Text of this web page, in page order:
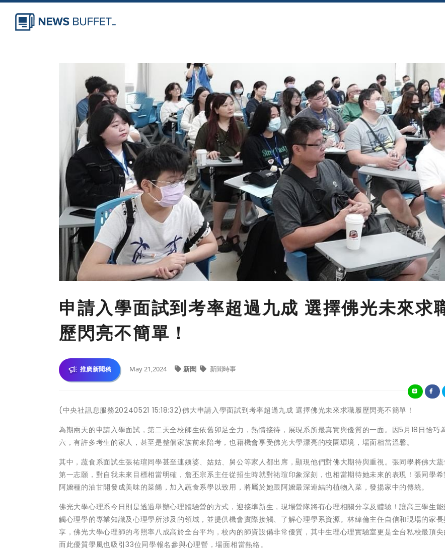
申請入學面試到考率超過九成 選擇佛光未來求
歷閃亮不簡單！
推廣新聞稿 May 21,2024 新聞 新聞時事
(中央社訊息服務20240521 15:18:32)佛大申請入學面試到考率超過九成 選擇佛光未來求職履歷閃亮不簡單！
為期兩天的申請入學面試，第二天全校師生依舊卯足全力，熱情接待，展現系所最真實與優質的一面。因5月18日恰巧
六，有許多考生的家人，甚至是整個家族前來陪考，也藉機會享受佛光大學漂亮的校園環境，場面相當溫馨。
其中，蔬食系面試生張祐瑄同學甚至連姨婆、姑姑、舅公等家人都出席，顯現他們對佛大期待與重視。張同學將佛大
第一志願，對自我未來目標相當明確，詹丕宗系主任從招生時就對祐瑄印象深刻，也相當期待她未來的表現！張同學
阿嬤種的油甘開發成美味的菜餚，加入蔬食系學以致用，將屬於她跟阿嬤最深連結的植物入菜，發揚家中的傳統。
佛光大學心理系今日則是透過舉辦心理體驗營的方式，迎接準新生，現場營隊將有心理相關分享及體驗！讓高三學生
觸心理學的專業知識及心理學所涉及的領域，並提供機會實際接觸、了解心理學系資源。林緯倫主任自信和現場的家
享，佛光大學心理師的考照率八成高於全台平均，校內的師資設備非常優質，其中生理心理實驗室更是全台私校最頂尖
而此優質學風也吸引33位同學報名參與心理營，場面相當熱絡。